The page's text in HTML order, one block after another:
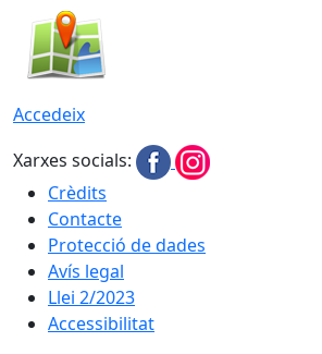
Accedeix
Xarxes socials:
Crèdits
Contacte
Protecció de dades
Avís legal
Llei 2/2023
Accessibilitat